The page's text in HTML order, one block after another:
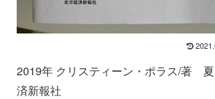
2019年 クリスティーン・ポラス/著
済新報社